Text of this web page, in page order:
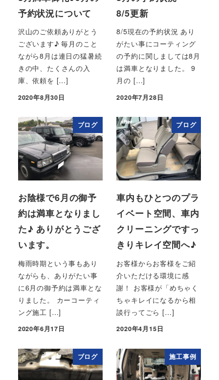
予約状況について
沢山のご依頼ありがとう
ございます♪ 毎月のこと
ながら8月は連日の猛暑続
きの中、たくさんの入
庫、依頼を […]
投稿日
2020年8月30日
8/5更新
8/5現在の予約状況 あり
がたい事にコーティング
の予約に関しましては8月
は満車となりました。 9
月の […]
投稿日
2020年7月28日
ブログ
お陰様で6月の御予
約は満車となりまし
た♪ ありがとうござ
います。
梅雨時期という事もあり
ながらも、ありがたい事
に6月の御予約は満車とな
りました。 カーコーティ
ング施工 […]
投稿日
2020年6月17日
ブログ
車内もひとつのプラ
イベート空間、車内
クリーニングですっ
きりキレイ空間へ♪
お客様からお客様をご紹
介いただける環境に感
謝！ お客様が「めちゃく
ちゃキレイになるから相
談行ってごら […]
投稿日
2020年4月15日
ブログ 施工事例